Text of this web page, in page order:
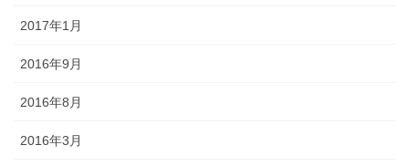
2017年1月
2016年9月
2016年8月
2016年3月